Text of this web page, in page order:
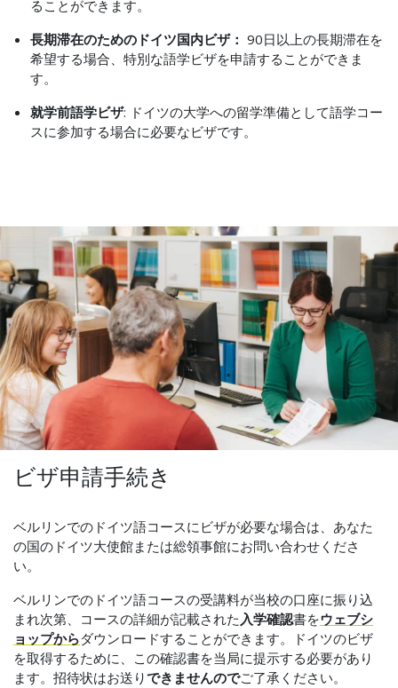
ることができます。
長期滞在のためのドイツ国内ビザ： 90日以上の長期滞在を
希望する場合、特別な語学ビザを申請することができま
す。
就学前語学ビザ: ドイツの大学への留学準備として語学コー
スに参加する場合に必要なビザです。
ビザ申請手続き
ベルリンでのドイツ語コースにビザが必要な場合は、あなた
の国のドイツ大使館または総領事館にお問い合わせくださ
い。
ベルリンでのドイツ語コースの受講料が当校の口座に振り込
まれ次第、コースの詳細が記載された入学確認書をウェブシ
ョップからダウンロードすることができます。ドイツのビザ
を取得するために、この確認書を当局に提示する必要があり
ます。招待状はお送りできませんのでご了承ください。